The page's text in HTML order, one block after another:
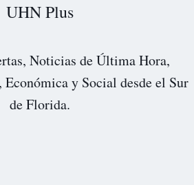
UHN Plus
Noticias de Última Hora,
y Social desde el Sur
de Florida.